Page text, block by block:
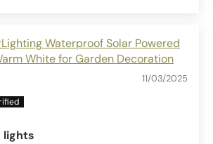
Waterproof Solar Powered
White for Garden Decoration
11/03/2025
lights